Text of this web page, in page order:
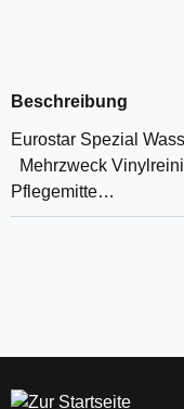
Beschreibung
Eurostar Spezial
Mehrzweck
Pflegemitte…